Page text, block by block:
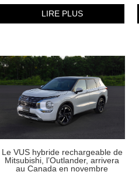
LIRE PLUS
Le VUS hybride rechargeable de
Mitsubishi, l’Outlander, arrivera
au Canada en novembre